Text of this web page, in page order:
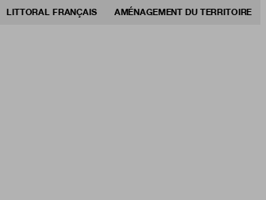
LITTORAL FRANÇAIS AMÉNAGEMENT DU TERRITOIRE